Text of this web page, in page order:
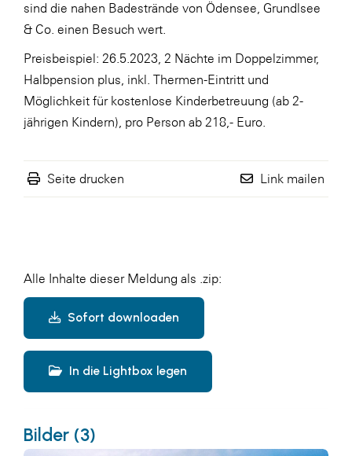
sind die nahen Badestrände von Ödensee, Grundlsee
& Co. einen Besuch wert.
Preisbeispiel: 26.5.2023, 2 Nächte im Doppelzimmer,
Halbpension plus, inkl. Thermen-Eintritt und
Möglichkeit für kostenlose Kinderbetreuung (ab 2-
jährigen Kindern), pro Person ab 218,- Euro.
Seite drucken Link mailen
Alle Inhalte dieser Meldung als .zip:
Sofort downloaden
In die Lightbox legen
Bilder (3)